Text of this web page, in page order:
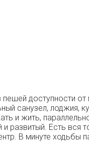
пешей доступности
санузел, лоджия,
и жить,
Есть вся
В минуте ходьбы